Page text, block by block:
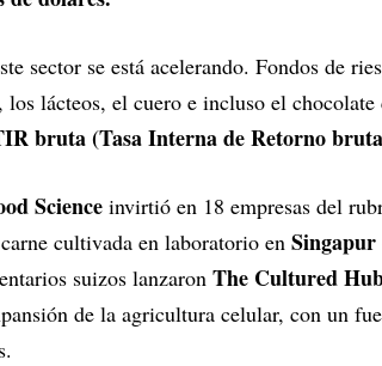
sector se está acelerando. Fondos de
los lácteos, el cuero e incluso el
bruta (Tasa Interna de Retorno
Science invirtió en 18 empresas del
cultivada en laboratorio en Singapur
suizos lanzaron The Cultured
de la agricultura celular, con un